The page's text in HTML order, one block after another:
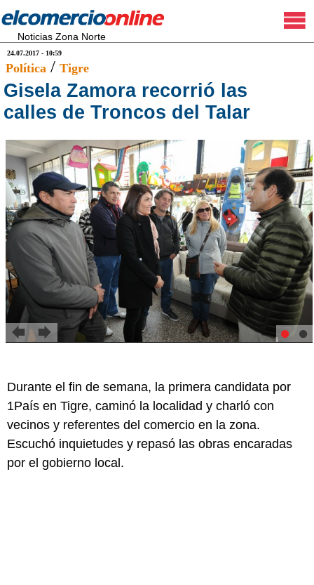
Noticias Zona Norte
24.07.2017 - 10:59
Política / Tigre
Gisela Zamora recorrió las
calles de Troncos del Talar
Durante el fin de semana, la primera candidata por
1País en Tigre, caminó la localidad y charló con
vecinos y referentes del comercio en la zona.
Escuchó inquietudes y repasó las obras encaradas
por el gobierno local.